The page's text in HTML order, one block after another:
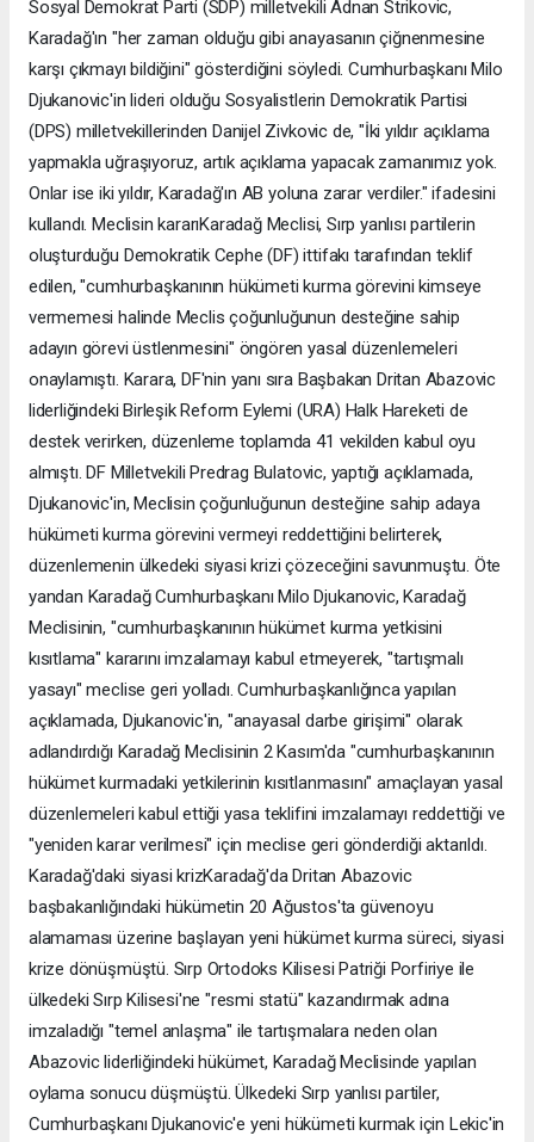
Sosyal Demokrat Parti (SDP) milletvekili Adnan Strikovic,
Karadağ'ın "her zaman olduğu gibi anayasanın çiğnenmesine
karşı çıkmayı bildiğini" gösterdiğini söyledi. Cumhurbaşkanı Milo
Djukanovic'in lideri olduğu Sosyalistlerin Demokratik Partisi
(DPS) milletvekillerinden Danijel Zivkovic de, "İki yıldır açıklama
yapmakla uğraşıyoruz, artık açıklama yapacak zamanımız yok.
Onlar ise iki yıldır, Karadağ'ın AB yoluna zarar verdiler." ifadesini
kullandı. Meclisin kararıKaradağ Meclisi, Sırp yanlısı partilerin
oluşturduğu Demokratik Cephe (DF) ittifakı tarafından teklif
edilen, "cumhurbaşkanının hükümeti kurma görevini kimseye
vermemesi halinde Meclis çoğunluğunun desteğine sahip
adayın görevi üstlenmesini" öngören yasal düzenlemeleri
onaylamıştı. Karara, DF'nin yanı sıra Başbakan Dritan Abazovic
liderliğindeki Birleşik Reform Eylemi (URA) Halk Hareketi de
destek verirken, düzenleme toplamda 41 vekilden kabul oyu
almıştı. DF Milletvekili Predrag Bulatovic, yaptığı açıklamada,
Djukanovic'in, Meclisin çoğunluğunun desteğine sahip adaya
hükümeti kurma görevini vermeyi reddettiğini belirterek,
düzenlemenin ülkedeki siyasi krizi çözeceğini savunmuştu. Öte
yandan Karadağ Cumhurbaşkanı Milo Djukanovic, Karadağ
Meclisinin, "cumhurbaşkanının hükümet kurma yetkisini
kısıtlama" kararını imzalamayı kabul etmeyerek, "tartışmalı
yasayı" meclise geri yolladı. Cumhurbaşkanlığınca yapılan
açıklamada, Djukanovic'in, "anayasal darbe girişimi" olarak
adlandırdığı Karadağ Meclisinin 2 Kasım'da "cumhurbaşkanının
hükümet kurmadaki yetkilerinin kısıtlanmasını" amaçlayan yasal
düzenlemeleri kabul ettiği yasa teklifini imzalamayı reddettiği ve
"yeniden karar verilmesi" için meclise geri gönderdiği aktarıldı.
Karadağ'daki siyasi krizKaradağ'da Dritan Abazovic
başbakanlığındaki hükümetin 20 Ağustos'ta güvenoyu
alamaması üzerine başlayan yeni hükümet kurma süreci, siyasi
krize dönüşmüştü. Sırp Ortodoks Kilisesi Patriği Porfiriye ile
ülkedeki Sırp Kilisesi'ne "resmi statü" kazandırmak adına
imzaladığı "temel anlaşma" ile tartışmalara neden olan
Abazovic liderliğindeki hükümet, Karadağ Meclisinde yapılan
oylama sonucu düşmüştü. Ülkedeki Sırp yanlısı partiler,
Cumhurbaşkanı Djukanovic'e yeni hükümeti kurmak için Lekic'in